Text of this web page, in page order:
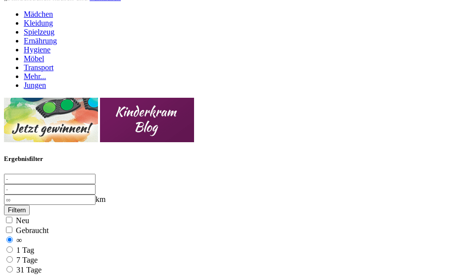
Mädchen
Kleidung
Spielzeug
Ernährung
Hygiene
Möbel
Transport
Mehr...
Jungen
Ergebnisfilter
km
Filtern
Neu
Gebraucht
∞
1 Tag
7 Tage
31 Tage